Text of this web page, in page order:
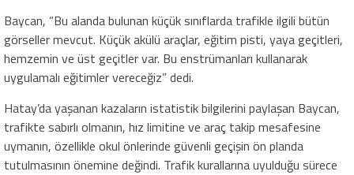
Baycan, “Bu alanda bulunan küçük sınıflarda trafikle ilgili bütün
görseller mevcut. Küçük akülü araçlar, eğitim pisti, yaya geçitleri,
hemzemin ve üst geçitler var. Bu enstrümanları kullanarak
uygulamalı eğitimler vereceğiz” dedi.
Hatay’da yaşanan kazaların istatistik bilgilerini paylaşan Baycan,
trafikte sabırlı olmanın, hız limitine ve araç takip mesafesine
uymanın, özellikle okul önlerinde güvenli geçişin ön planda
tutulmasının önemine değindi. Trafik kurallarına uyulduğu sürece